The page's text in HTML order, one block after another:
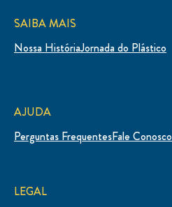
SAIBA MAIS
Nossa HistóriaJornada do Plástico
AJUDA
Perguntas FrequentesFale Conosco
LEGAL